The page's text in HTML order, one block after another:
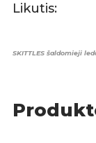
Likutis:
SKITTLES šaldomieji